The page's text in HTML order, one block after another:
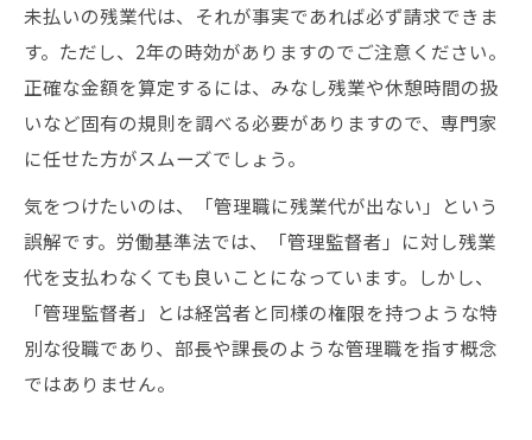
未払いの残業代は、それが事実であれば必ず請求できま
す。ただし、2年の時効がありますのでご注意ください。
正確な金額を算定するには、みなし残業や休憩時間の扱
いなど固有の規則を調べる必要がありますので、専門家
に任せた方がスムーズでしょう。
気をつけたいのは、「管理職に残業代が出ない」という
誤解です。労働基準法では、「管理監督者」に対し残業
代を支払わなくても良いことになっています。しかし、
「管理監督者」とは経営者と同様の権限を持つような特
別な役職であり、部長や課長のような管理職を指す概念
ではありません。